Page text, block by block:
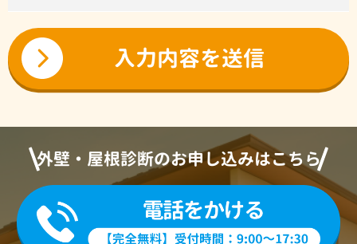
外壁・屋根診断のお申し込みはこちら